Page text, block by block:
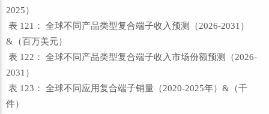
2025）
表 121： 全球不同产品类型复合端子收入预测（2026-2031）
&（百万美元）
表 122： 全球不同产品类型复合端子收入市场份额预测（2026-
2031）
表 123： 全球不同应用复合端子销量（2020-2025年）&（千
件）